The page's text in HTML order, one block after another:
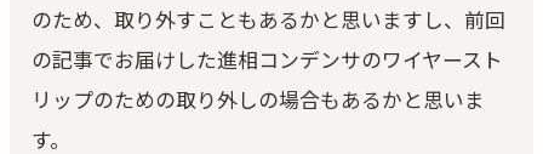
KUON MONTAGE
合わせる
KUON MAXIMIZER
帯域別マキシマイザー｜音を大きく、音を変えず
のため、取り外すこともあるかと思いますし、前回
の記事でお届けした進相コンデンサのワイヤースト
リップのための取り外しの場合もあるかと思いま
す。